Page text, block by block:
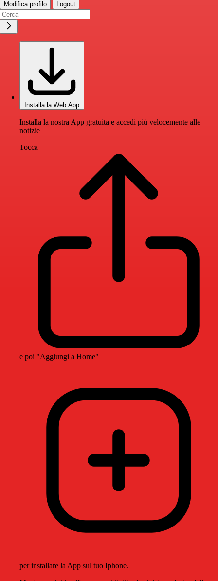
Modifica profilo Logout
Installa la Web App
Installa la nostra App gratuita e accedi più velocemente alle
notizie
Tocca
e poi "Aggiungi a Home"
per installare la App sul tuo Iphone.